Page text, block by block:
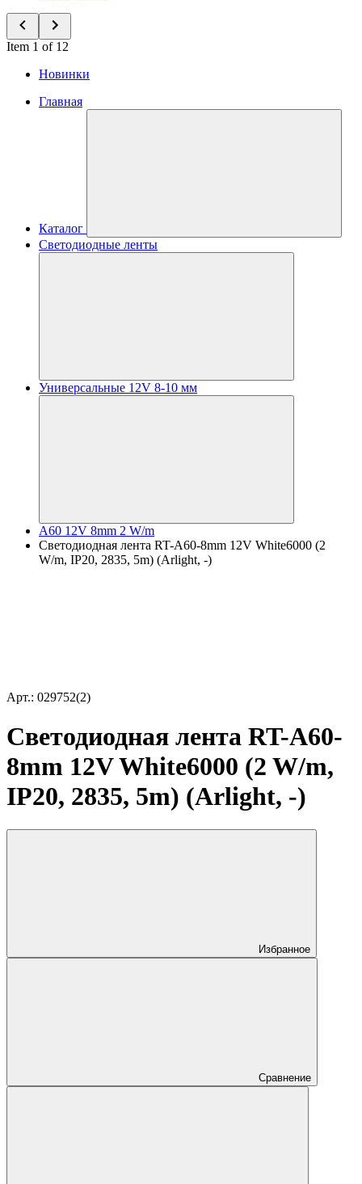
Item 1 of 12
Новинки
Главная
Каталог
Светодиодные ленты
Универсальные 12V 8-10 мм
A60 12V 8mm 2 W/m
Светодиодная лента RT-A60-8mm 12V White6000 (2
W/m, IP20, 2835, 5m) (Arlight, -)
Арт.: 029752(2)
Светодиодная лента RT-A60-
8mm 12V White6000 (2 W/m,
IP20, 2835, 5m) (Arlight, -)
Избранное
Сравнение